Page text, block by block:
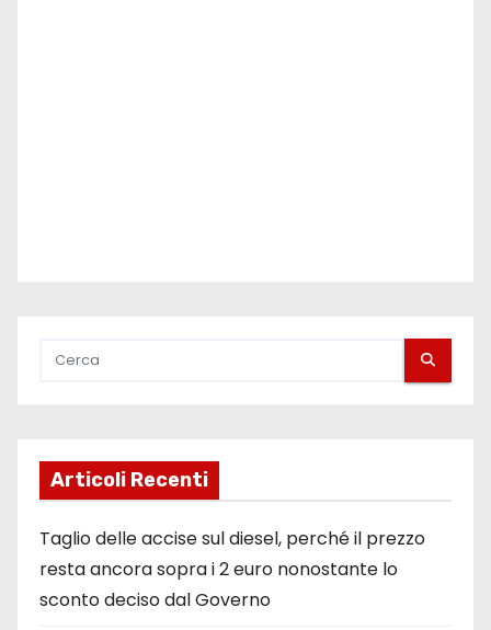
Articoli Recenti
Taglio delle accise sul diesel, perché il prezzo
resta ancora sopra i 2 euro nonostante lo
sconto deciso dal Governo